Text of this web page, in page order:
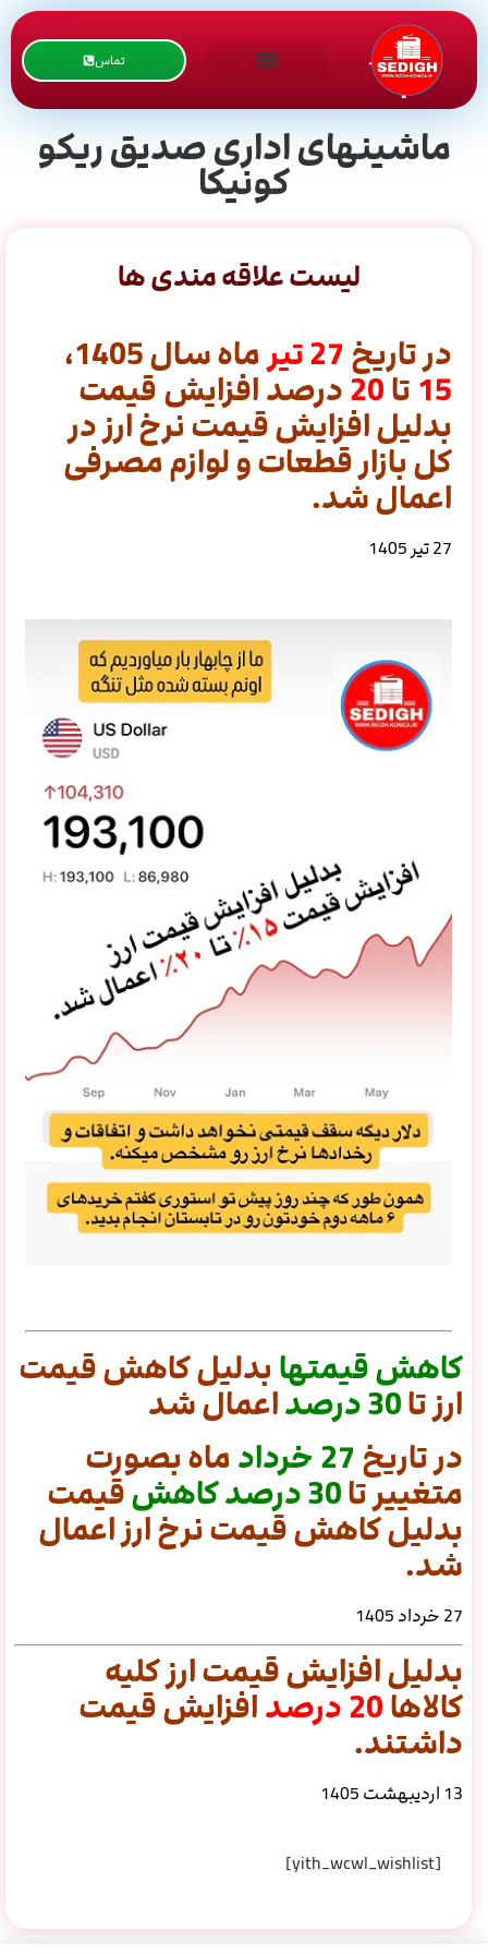
تماس
ماشینهای اداری صدیق ریکو
کونیکا
لیست علاقه مندی ها
در تاریخ 27تیرماه سال 1405،
15 تا20درصد افزایش قیمت
بدلیل افزایش قیمت نرخ ارز در
کل بازار قطعات و لوازم مصرفی
اعمال شد.
27 تیر 1405
کاهشقیمتهابدلیل کاهش قیمت
ارز تا30درصداعمال شد
در تاریخ 27 خرداد ماه بصورت
متغییر تا30درصدکاهشقیمت
بدلیل کاهش قیمت نرخ ارز اعمال
شد.
27 خرداد 1405
بدلیل افزایش قیمت ارز کلیه
کالاها20 درصد افزایش قیمت
داشتند.
13 اردیبهشت 1405
[yith_wcwl_wishlist]